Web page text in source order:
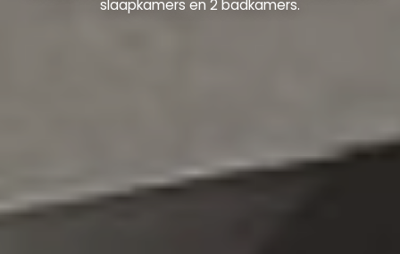
slaapkamers en 2 badkamers.